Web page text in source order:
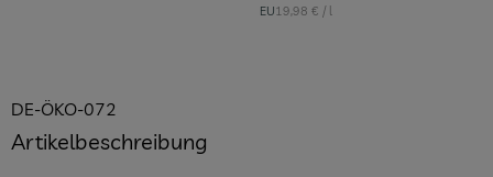
, Herkunft:
EU, Referenzpreis:
19,98 € / l
DE-ÖKO-072
Artikelbeschreibung